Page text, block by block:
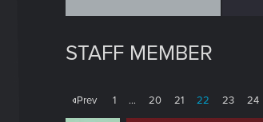
STAFF MEMBER
Prev 1 … 20 21 22 23 24